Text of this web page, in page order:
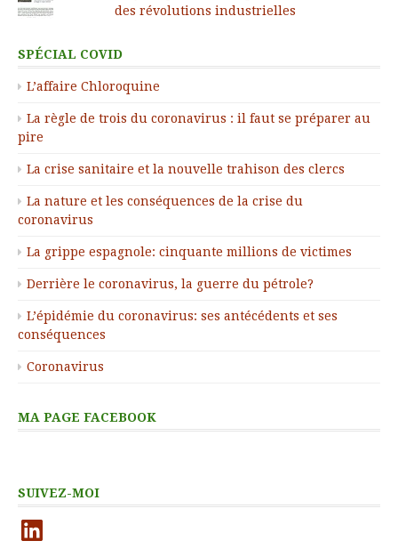
des révolutions industrielles
SPÉCIAL COVID
L’affaire Chloroquine
La règle de trois du coronavirus : il faut se préparer au
pire
La crise sanitaire et la nouvelle trahison des clercs
La nature et les conséquences de la crise du
coronavirus
La grippe espagnole: cinquante millions de victimes
Derrière le coronavirus, la guerre du pétrole?
L’épidémie du coronavirus: ses antécédents et ses
conséquences
Coronavirus
MA PAGE FACEBOOK
SUIVEZ-MOI
LinkedIn